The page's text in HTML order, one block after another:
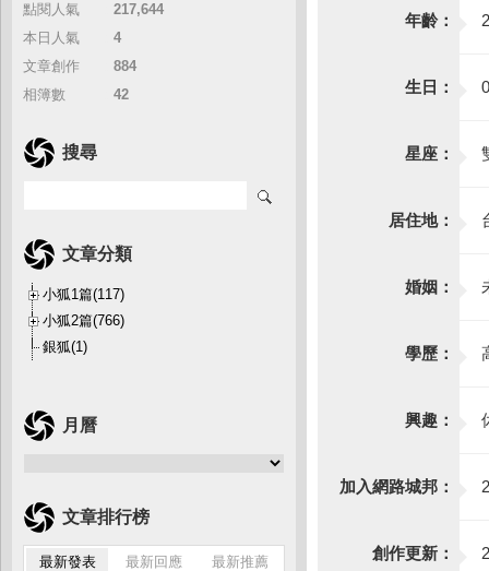
年齡：
生日：
星座：
居住地：
婚姻：
學歷：
興趣：
加入網路城邦：
創作更新：
點閱人氣
217,644
本日人氣
4
文章創作
884
相簿數
42
搜尋
文章分類
小狐1篇(117)
小狐2篇(766)
銀狐(1)
月曆
文章排行榜
最新發表 最新回應
最新推薦